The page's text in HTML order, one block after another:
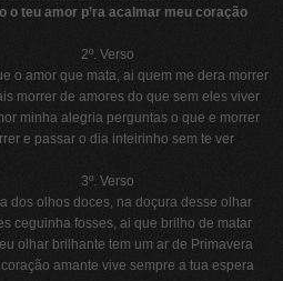
o teu amor p’ra acalmar meu coração
2º. Verso
o amor que mata, ai quem me dera morrer
morrer de amores do que sem eles viver
minha alegria perguntas o que e morrer
e passar o dia inteirinho sem te ver
3º. Verso
dos olhos doces, na doçura desse olhar
ceguinha fosses, ai que brilho de matar
olhar brilhante tem um ar de Primavera
amante vive sempre a tua espera